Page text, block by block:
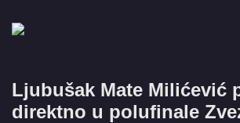
Ljubušak Mate Milićević
direktno u polufinale